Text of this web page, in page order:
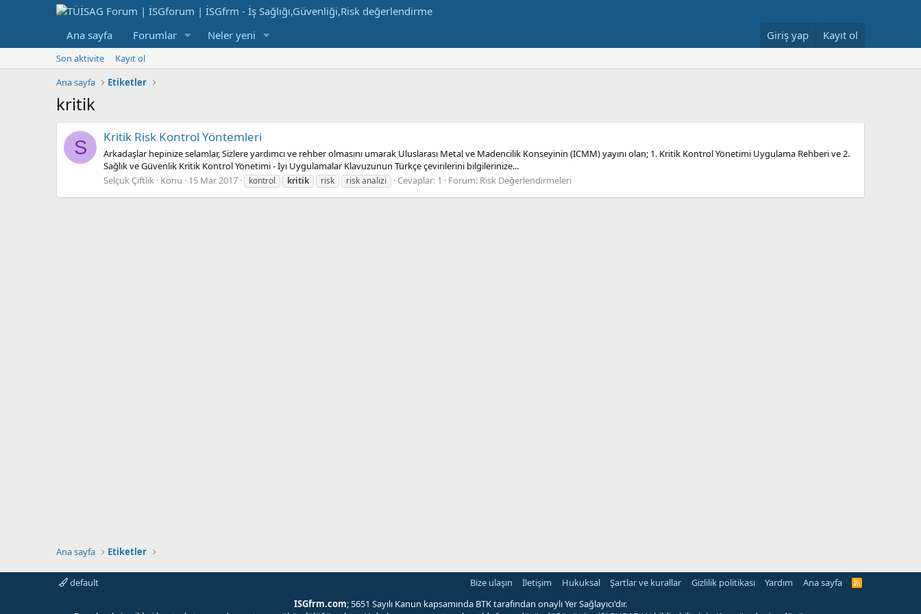
Ana sayfa Forumlar Neler yeni Giriş yap Kayıt ol
Son aktivite
Kayıt ol
Ana sayfa
Etiketler
kritik
S Kritik Risk Kontrol Yöntemleri
Arkadaşlar hepinize selamlar, Sizlere yardımcı ve rehber olmasını umarak Uluslarası Metal ve Madencilik Konseyinin (ICMM) yayını olan; 1. Kritik Kontrol Yönetimi Uygulama Rehberi ve 2.
Sağlık ve Güvenlik Kritik Kontrol Yönetimi - İyi Uygulamalar Klavuzunun Türkçe çevirilerini bilgilerinize...
Selçuk Çiftlik Konu 15 Mar 2017 kontrol kritik risk risk analizi Cevaplar: 1 Forum: Risk Değerlendirmeleri
Ana sayfa Etiketler
default Bize ulaşın İletişim Hukuksal Şartlar ve kurallar Gizlilik politikası Yardım Ana sayfa
R
ISGfrm.com; 5651 Sayılı Kanun kapsamında BTK tarafından onaylı Yer Sağlayıcı'dır.